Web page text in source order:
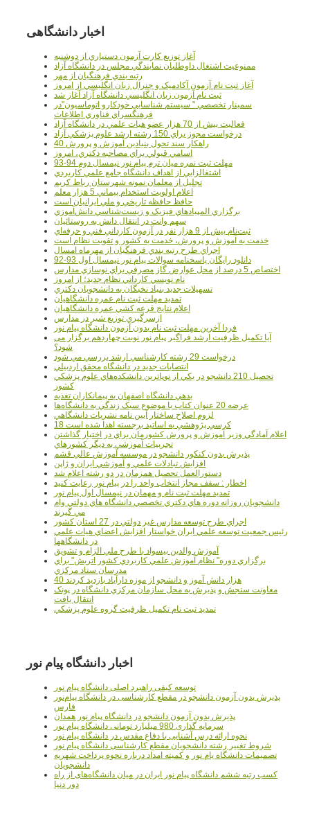
اخبار دانشگاهی
آغاز توزيع کارت آزمون دستياري از دوشنبه
ممنوعيت اشتغال داوطلبان نمايندگي مجلس در دانشگاه آزاد
رتبه بندي فرهنگيان از مهر
آغاز ثبت نام آزمون آکادميک و جنرال زبان انگليسي از امروز
ثبت نام آزمون زبان انگليسي دانشگاه آزاد آغاز شد
سمينار تخصصي " سيستم شناسايي خودکارو اتوماسيون"در
فرهنگسراي فناوري اطلاعات
فعاليت بيش از 70 هزار عضو هيات علمي در دانشگاه آزاد
درخواست مجوز براي 150 رشته ارشد علوم پزشکي آزاد
40 راهکار سند تحول بنيادين آموزش و پرورش
اسامي قبولي براي مصاحبه دکتري، امروز
مهلت ثبت نمره میان ترم پیام نور نیمسال دوم 94-93
اشتغالزايي از اهداف دانشگاه جامع علمي کاربردي
تجليل از معلمان نمونه شهرستان رباط کريم
اعلام اولويت استخدام پيماني 5 هزار معلم
حافظ حافظه تاريخي و ملي ايرانيان است
برگزاري المپيادهاي فيزيک و زيست‌شناسي دانش‌آموزي
سهم وانت در انتقال دانش به روستائيان
ثبت‌نام بيش از 9 هزار نفر در آزمون کارداني فني و حرفه‌اي
خدمت به آموزش و پرورش، خدمت به کشور و تقويت نظام است
اجراي طرح رتبه بندي فرهنگيان از مهرماه امسال
دانلود رایگان پاسخنامه سوالات پیام نور نیمسال اول 93-92
اختصاص 5 درصد از محل عوارض گاز مصرفي براي نوسازي مدارس
نام نويسي کارداني نظام جديد؛ از امروز
تسهيلات جديد بنياد نخبگان به دانشجويان دکتري
تمديد مهلت ثبت نام عمره دانشگاهيان
اعلام نتايج قرعه کشي عمره دانشگاهيان
ازسرگيري توزيع شير در مدارس
فردا آخرین مهلت ثبت نام بدون آزمون دانشگاه پیام نور
آیا تکمیل ظرفیت ارشد فراگیر پیام نور نوبت چهاردهم برگزار می
شود؟
درخواست 29 رشته کارشناسي ارشد بررسي مي شود
انتصابات جديد در دانشگاه محقق اردبيلي
تحصيل 210 دانشجو در يکي از نوپاترين دانشکده‌هاي علوم پزشکي
کشور
بدهي دانشگاه اصفهان به پيمانکاران تغذيه
عرضه 20 عنوان کتاب با موضوع سبک زندگي به دانشگاه‌ها
لزوم اصلاح ساختار آيين نامه نشريات دانشگاهي
18 کرسي پژوهشي به اساتيد برجسته اهدا شده است
اعلام آمادگي وزير آموزش و پرورش کشورمان براي در اختيار گذاشتن
تجربيات آموزشي به ديگر کشورهاي
پذيرش بدون کنکور دانشجو در موسسه آموزش عالي قشم
افزايش تبادلات علمي و آموزشي ايران و ژاپن
دستورالعمل تحصیل همزمان در دو رشته اعلام شد
اخطار : سقف مجاز انتخاب واحد را در پیام نور رعایت کنید
تمدید مهلت ثبت نام و مهمان در نیمسال اول پیام نور
دانشجويان روزانه دوره هاي دكتري تخصصي دانشگاه هاي دولتي وام
مي گيرند
اجراي طرح توسعه مدارس غير دولتي در 27 استان کشور
رئيس جمعيت توسعه علمي ايران خواستار افزايش اعضاي هيات علمي
در دانشگاهها
آموزش والدين بيسواد با طرح ملي الزام و تشويق
برگزاري دوره" نظام آموزش علمي كاربردي كشور اتريش" براي
مدرسان ستاد مرکزي
40 هزار دانش آموز و دانشجو از موزه دارآباد بازديد کردند
معاونت سنجش و پذيرش به محل سازمان مرکزي دانشگاه در پونک
انتقال يافت
تمديد ثبت نام تکميل ظرفيت گروه علوم پزشکي
اخبار دانشگاه پیام نور
توسعه کیفی راهبرد اصلی دانشگاه پیام نور
پذیرش بدون آزمون دانشجو در مقطع کارشناسی در دانشگاه پیام‌نور
فارس
پذیرش بدون آزمون دانشجو در دانشگاه پیام نور همدان
سرمایه گذاری 980 میلیارد تومانی دانشگاه پیام نور
نحوه ارائه درس آشنایی با دفاع مقدس در دانشگاه پیام نور
شروط تغییر رشته دانشجویان مقطع کارشناسی دانشگاه پیام نور
تصمیمات دانشگاه یام نور و کمیته امداد درباره نحوه پرداخت شهریه
دانشجویان
کسب رتبه ششم دانشگاه پیام نور ایران در میان دانشگاه‌های از راه
دور دنیا